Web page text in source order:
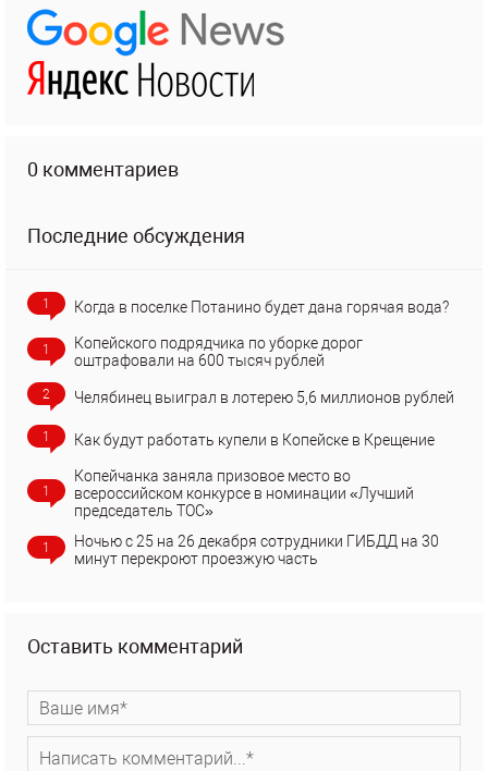
0 комментариев
Последние обсуждения
1 Когда в поселке Потанино будет дана горячая вода?
1
Копейского подрядчика по уборке дорог
оштрафовали на 600 тысяч рублей
2 Челябинец выиграл в лотерею 5,6 миллионов рублей
1 Как будут работать купели в Копейске в Крещение
1
Копейчанка заняла призовое место во
всероссийском конкурсе в номинации «Лучший
председатель ТОС»
1
Ночью с 25 на 26 декабря сотрудники ГИБДД на 30
минут перекроют проезжую часть
Оставить комментарий